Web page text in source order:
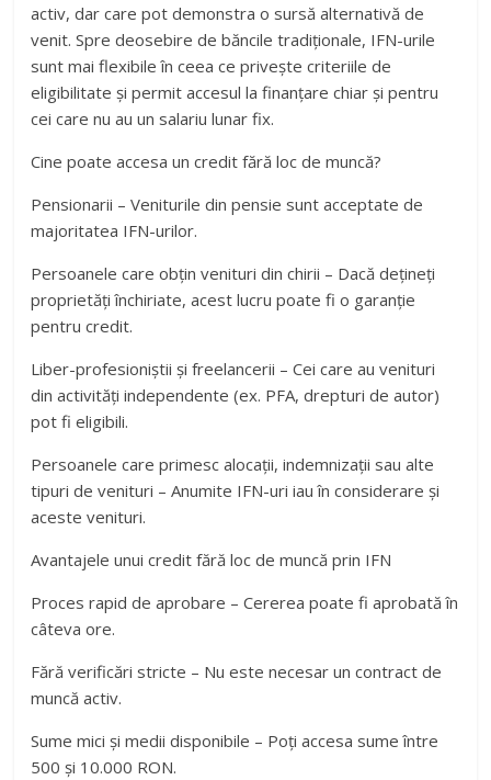
activ, dar care pot demonstra o sursă alternativă de
venit. Spre deosebire de băncile tradiționale, IFN-urile
sunt mai flexibile în ceea ce privește criteriile de
eligibilitate și permit accesul la finanțare chiar și pentru
cei care nu au un salariu lunar fix.
Cine poate accesa un credit fără loc de muncă?
Pensionarii – Veniturile din pensie sunt acceptate de
majoritatea IFN-urilor.
Persoanele care obțin venituri din chirii – Dacă dețineți
proprietăți închiriate, acest lucru poate fi o garanție
pentru credit.
Liber-profesioniștii și freelancerii – Cei care au venituri
din activități independente (ex. PFA, drepturi de autor)
pot fi eligibili.
Persoanele care primesc alocații, indemnizații sau alte
tipuri de venituri – Anumite IFN-uri iau în considerare și
aceste venituri.
Avantajele unui credit fără loc de muncă prin IFN
Proces rapid de aprobare – Cererea poate fi aprobată în
câteva ore.
Fără verificări stricte – Nu este necesar un contract de
muncă activ.
Sume mici și medii disponibile – Poți accesa sume între
500 și 10.000 RON.